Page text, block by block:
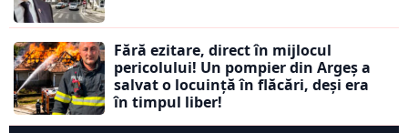
Fără ezitare, direct în mijlocul
pericolului! Un pompier din Argeș a
salvat o locuință în flăcări, deși era
în timpul liber!